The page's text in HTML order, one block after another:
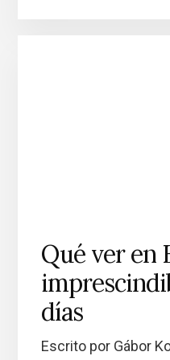
Qué ver en
días
Escrito por Gábor